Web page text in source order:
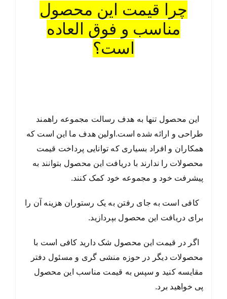
چرا قیمت این محصول
مناسب و فوق العاده
است؟
این محصول تنها به هدف رسالت مجموعه راهمند
طراحی و ارائه شده است.اولین هدف ما این است که
همکاران و افراد بسیاری که توانایی پرداخت قیمت
محصولات را ندارند با دریافت این محصول بتوانند به
پیشرفت خود و مجموعه خود کمک کنند.
کافی است به جای رفتن به یک رستوران هزینه آن را
برای دریافت این محصول بپردازید.
اگر در قیمت این محصول شک دارید کافی است با
محصولات دیگر در حوزه منشی گری و مسئول دفتر
مقایسه کنید و سپس به قیمت مناسب این محصول
پی خواهید برد.